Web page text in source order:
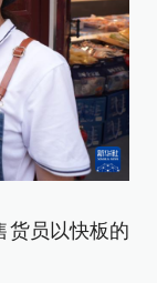
货员以快板的